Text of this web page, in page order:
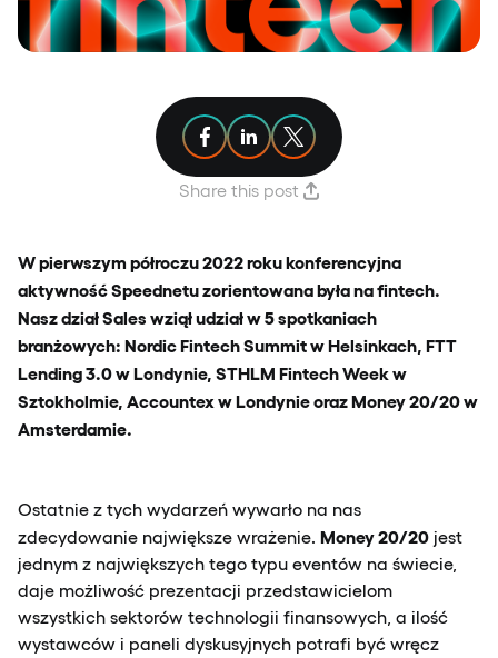
Share this post
Share article on Facebook
Share article on Linkedin
Share article on X
W pierwszym półroczu 2022 roku konferencyjna
aktywność Speednetu zorientowana była na fintech.
Nasz dział Sales wziął udział w 5 spotkaniach
branżowych: Nordic Fintech Summit w Helsinkach, FTT
Lending 3.0 w Londynie, STHLM Fintech Week w
Sztokholmie, Accountex w Londynie oraz Money 20/20 w
Amsterdamie.
Ostatnie z tych wydarzeń wywarło na nas
zdecydowanie największe wrażenie. Money 20/20 jest
jednym z największych tego typu eventów na świecie,
daje możliwość prezentacji przedstawicielom
wszystkich sektorów technologii finansowych, a ilość
wystawców i paneli dyskusyjnych potrafi być wręcz